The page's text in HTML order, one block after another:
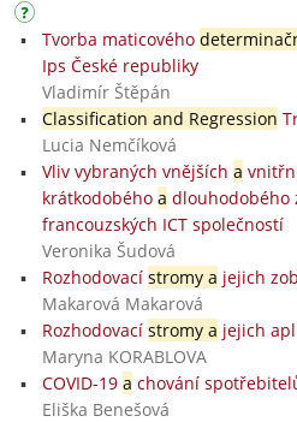
Tvorba maticového
Ips České republiky
Vladimír Štěpán
Classification and Regression
Lucia Nemčíková
Vliv vybraných vnějších a
krátkodobého a dlouhodobého
francouzských ICT společností
Veronika Šudová
Rozhodovací stromy a jejich
Makarová Makarová
Rozhodovací stromy a jejich
Maryna KORABLOVA
COVID-19 a chování
Eliška Benešová